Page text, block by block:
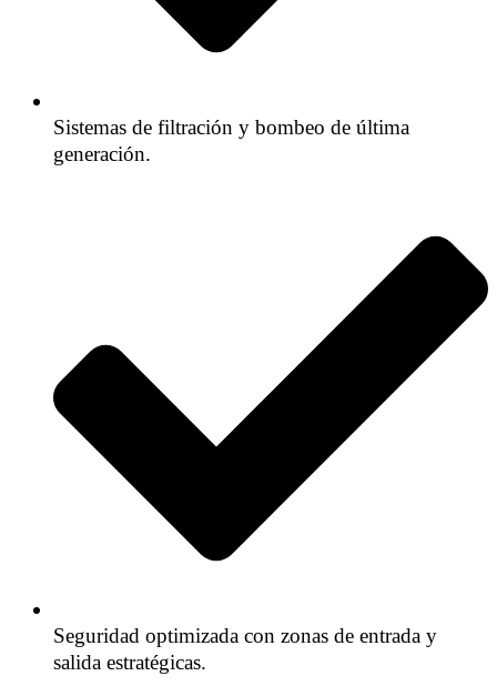
Sistemas de filtración y bombeo de última
generación.
Seguridad optimizada con zonas de entrada y
salida estratégicas.